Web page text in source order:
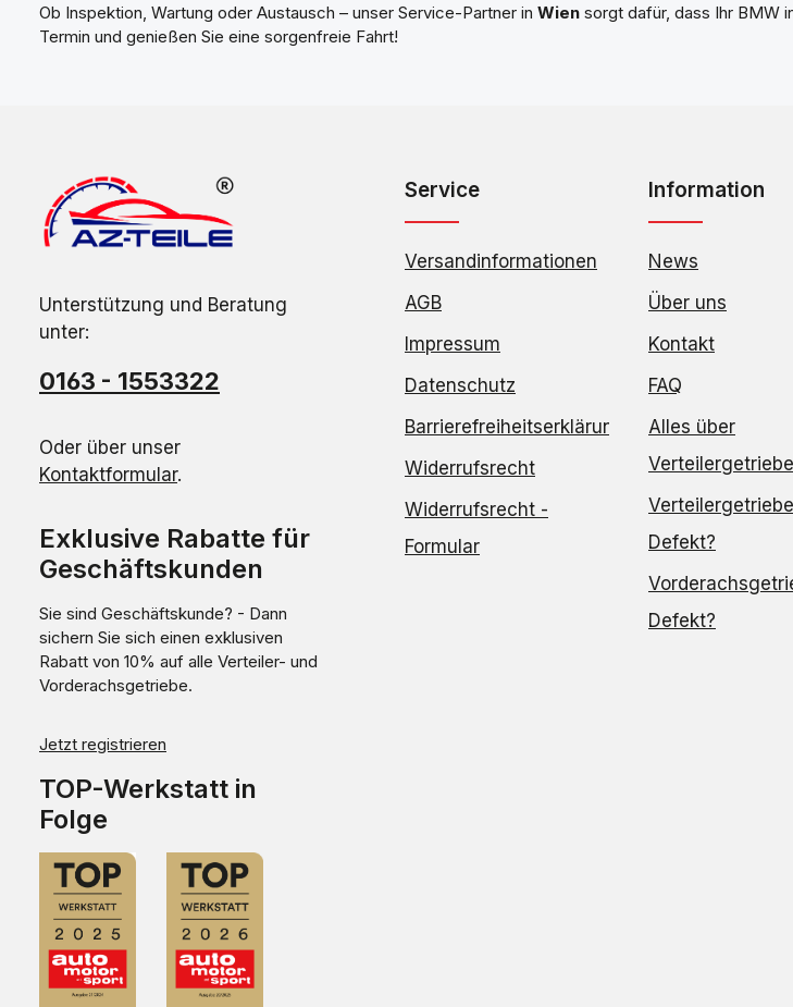
Ob Inspektion, Wartung oder Austausch – unser Service-Partner in Wien sorgt dafür, dass Ihr BMW
Termin und genießen Sie eine sorgenfreie Fahrt!
Unterstützung und Beratung
unter:
0163 - 1553322
Oder über unser
Kontaktformular.
Exklusive Rabatte für
Geschäftskunden
Sie sind Geschäftskunde? - Dann
sichern Sie sich einen exklusiven
Rabatt von 10% auf alle Verteiler- und
Vorderachsgetriebe.
Jetzt registrieren
TOP-Werkstatt in
Folge
Service
Versandinformationen
AGB
Impressum
Datenschutz
Barrierefreiheitserklärung
Widerrufsrecht
Widerrufsrecht -
Formular
Information
News
Über uns
Kontakt
FAQ
Alles über
Verteilergetriebe
Verteilergetriebe
Defekt?
Defekt?